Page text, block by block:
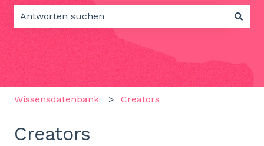
Es gibt keine Vorschläge, da das Suchfeld leer ist.
Wissensdatenbank Creators
Creators